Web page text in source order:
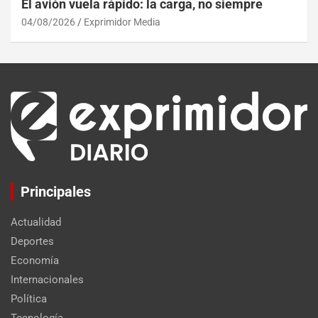
El avión vuela rápido: la carga, no siempre
04/08/2026 Exprimidor Media
Principales
Actualidad
Deportes
Economía
Internacionales
Política